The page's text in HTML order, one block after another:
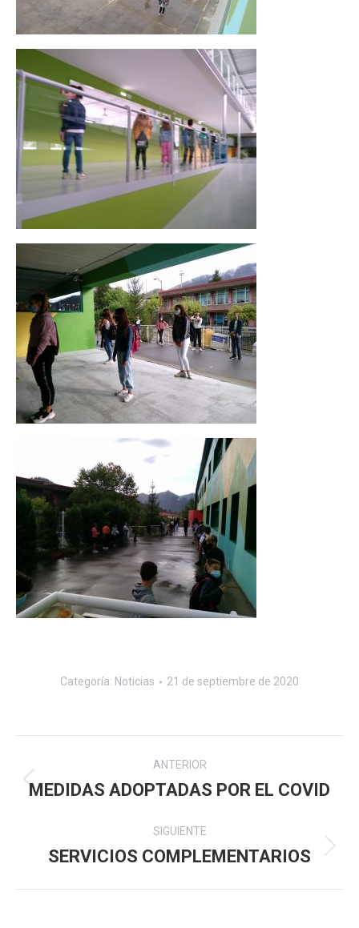
Categoría: Noticias 21 de septiembre de 2020
Navegación
entre
publicaciones
ANTERIOR
Publicación
MEDIDAS ADOPTADAS POR EL COVID
SIGUIENTE
Publicación
SERVICIOS COMPLEMENTARIOS